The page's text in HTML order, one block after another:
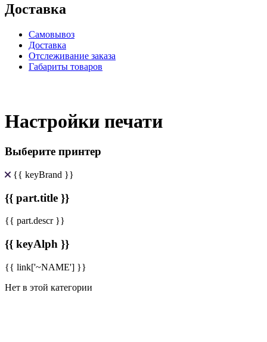
Доставка
Самовывоз
Доставка
Отслеживание заказа
Габариты товаров
Настройки печати
Выберите принтер
{{ keyBrand }}
{{ part.title }}
{{ part.descr }}
{{ keyAlph }}
{{ link['~NAME'] }}
Нет в этой категории